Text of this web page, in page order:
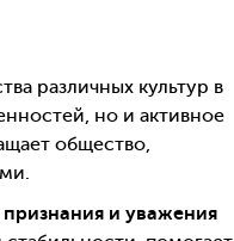
различных культур в
но и активное
общество,
признания и уважения